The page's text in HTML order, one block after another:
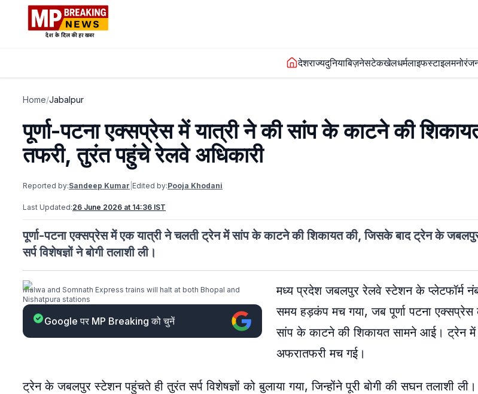
देशराज्यदुनियाबिज़नेसटेकखेलधर्मलाइफस्टाइल
Home/Jabalpur
पूर्णा-पटना एक्सप्रेस में यात्री ने की सांप के काटने की
तफरी, तुरंत पहुंचे रेलवे अधिकारी
Reported by:Sandeep Kumar Edited by:Pooja Khodani
Last Updated:26 June 2026 at 14:36 IST
पूर्णा-पटना एक्सप्रेस में एक यात्री ने चलती ट्रेन में सांप के काटने की शिकायत की, जिसके बाद ट्रेन के
सर्प विशेषज्ञों ने बोगी तलाशी ली।
Malwa and Somnath Express trains will halt at both Bhopal and
Nishatpura stations
Google पर MP Breaking को चुनें
मध्य प्रदेश जबलपुर रेलवे स्टेशन के प्लेटफॉर्म
समय हड़कंप मच गया, जब पूर्णा पटना एक्सप्रेस
सांप के काटने की शिकायत सामने आई। ट्रेन में
अफरातफरी मच गई।
ट्रेन के जबलपुर स्टेशन पहुंचते ही तुरंत सर्प विशेषज्ञों को बुलाया गया, जिन्होंने पूरी बोगी की सघन तलाशी